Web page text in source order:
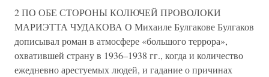
2 ПО ОБЕ СТОРОНЫ КОЛЮЧЕЙ ПРОВОЛОКИ
МАРИЭТТА ЧУДАКОВА О Михаиле Булгакове Булгаков
дописывал роман в атмосфере «большого террора»,
охватившей страну в 1936–1938 гг., когда и количество
ежедневно арестуемых людей, и гадание о причинах